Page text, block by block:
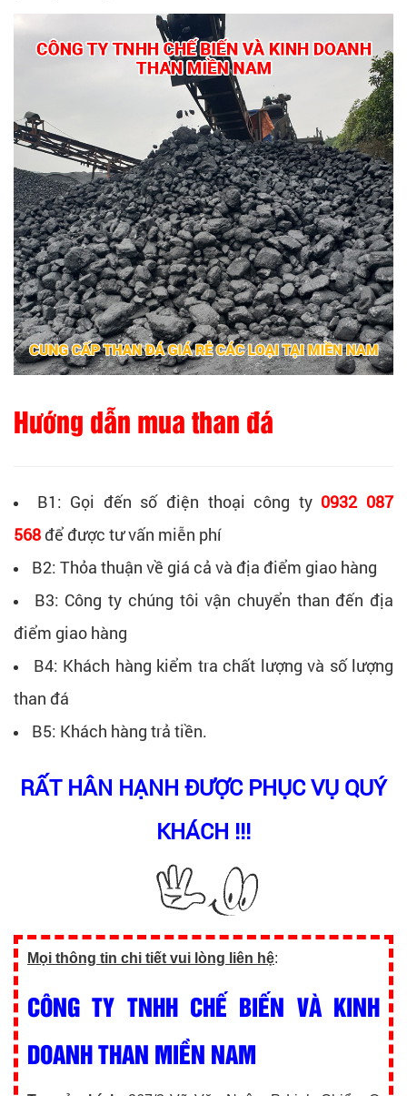
Hướng dẫn mua than đá
B1: Gọi đến số điện thoại công ty 0932 087
568 để được tư vấn miễn phí
B2: Thỏa thuận về giá cả và địa điểm giao hàng
B3: Công ty chúng tôi vận chuyển than đến địa
điểm giao hàng
B4: Khách hàng kiểm tra chất lượng và số lượng
than đá
B5: Khách hàng trả tiền.
RẤT HÂN HẠNH ĐƯỢC PHỤC VỤ QUÝ
KHÁCH !!!
Mọi thông tin chi tiết vui lòng liên hệ:
CÔNG TY TNHH CHẾ BIẾN VÀ KINH
DOANH THAN MIỀN NAM